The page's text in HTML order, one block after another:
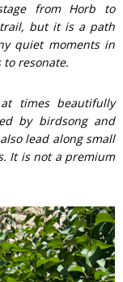
from Horb to
but it is a path
quiet moments in
resonate.
times beautifully
by birdsong and
lead along small
It is not a premium